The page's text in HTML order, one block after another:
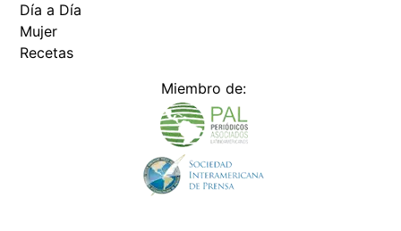
Día a Día
Mujer
Recetas
Miembro de: